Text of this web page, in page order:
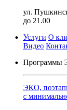
ул.
до 21.00
Услуги О
Видео
Программы
ЭКО,
с